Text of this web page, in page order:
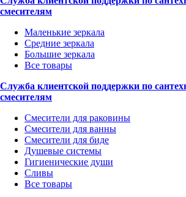
смесителям
Маленькие зеркала
Средние зеркала
Большие зеркала
Все товары
Служба клиентской поддержки по
смесителям
Смесители для раковины
Смесители для ванны
Смесители для биде
Душевые системы
Гигиенические души
Сливы
Все товары